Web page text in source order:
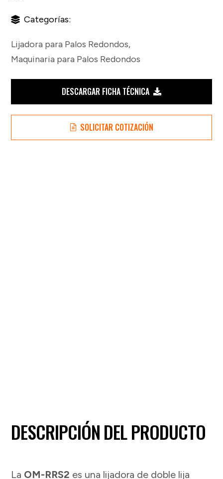
Categorías:
Lijadora para Palos Redondos,
Maquinaria para Palos Redondos
DESCARGAR FICHA TÉCNICA
SOLICITAR COTIZACIÓN
DESCRIPCIÓN DEL PRODUCTO
La OM-RRS2 es una lijadora de doble lija